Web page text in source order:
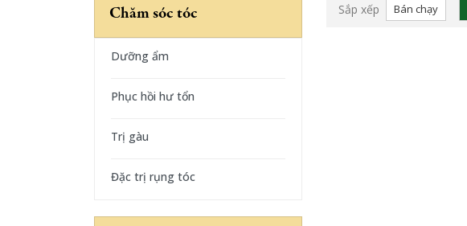
Chăm sóc tóc
Dưỡng ẩm
Phục hồi hư tổn
Trị gàu
Đặc trị rụng tóc
Sắp xếp Bán chạy